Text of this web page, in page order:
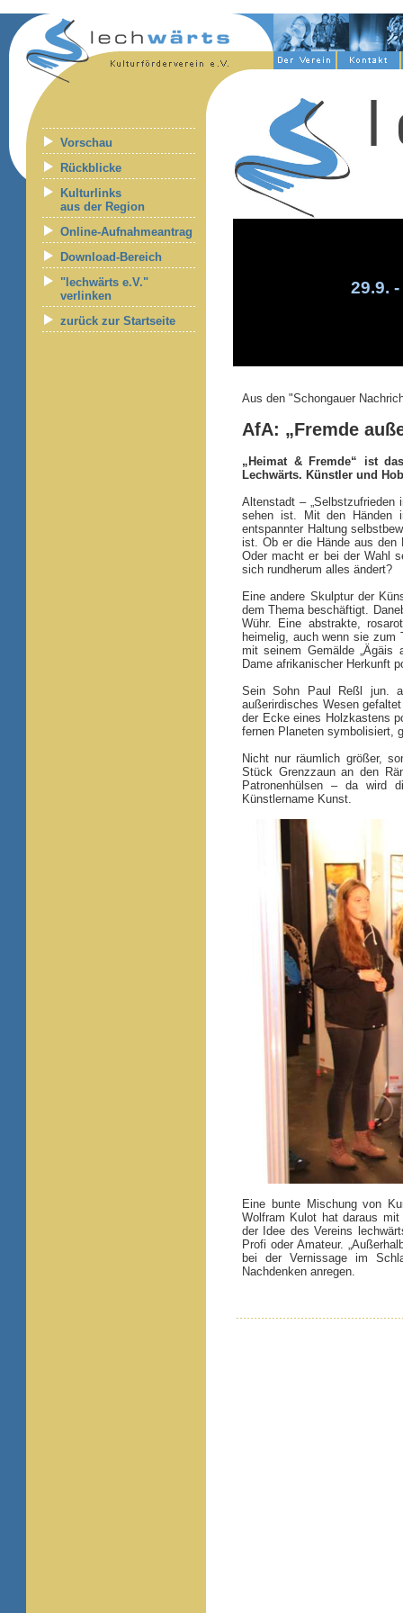
Vorschau
Rückblicke
Kulturlinks
aus der Region
Online-Aufnahmeantrag
Download-Bereich
"lechwärts e.V."
verlinken
zurück zur Startseite
29.9.
Aus den "Schongauer
AfA: „Fremde
„Heimat & Fremde“ ist
Lechwärts. Künstler und
Altenstadt – „Selbstzufrieden
sehen ist. Mit den Händen
entspannter Haltung
ist. Ob er die Hände aus den
Oder macht er bei der Wahl
sich rundherum alles ändert?
Eine andere Skulptur der
dem Thema beschäftigt.
Wühr. Eine abstrakte,
heimelig, auch wenn sie zum
mit seinem Gemälde „Ägäis
Dame afrikanischer Herkunft
Sein Sohn Paul Reßl jun.
außerirdisches Wesen
der Ecke eines Holzkastens
fernen Planeten symbolisiert,
Nicht nur räumlich größer,
Stück Grenzzaun an den
Patronenhülsen – da wird
Künstlername Kunst.
Eine bunte Mischung von
Wolfram Kulot hat daraus
der Idee des Vereins
Profi oder Amateur.
bei der Vernissage im
Nachdenken anregen.